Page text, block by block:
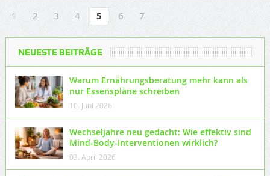
1 2 3 4 5 6 7
NEUESTE BEITRÄGE
Warum Ernährungsberatung mehr kann als
nur Essenspläne schreiben
10. Juni 2026
Wechseljahre neu gedacht: Wie effektiv sind
Mind-Body-Interventionen wirklich?
03. April 2026